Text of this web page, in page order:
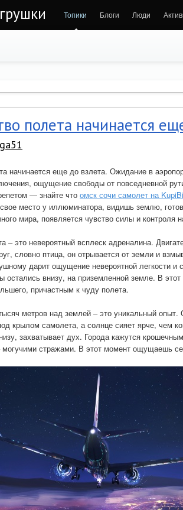
Топики Блоги Люди
полета начинается
начинается еще до взлета. Ожидание в
ощущение свободы от повседневной
— знайте что омск сочи самолет на
место у иллюминатора, видишь землю,
мира, появляется чувство силы и контроля
– это невероятный всплеск адреналина.
словно птица, он отрывается от земли и
дарит ощущение невероятной легкости и
остались внизу, на приземленной земле. В
причастным к чуду полета.
метров над землей – это уникальный
крылом самолета, а солнце сияет ярче, чем
захватывает дух. Города кажутся
стражами. В этот момент ощущаешь